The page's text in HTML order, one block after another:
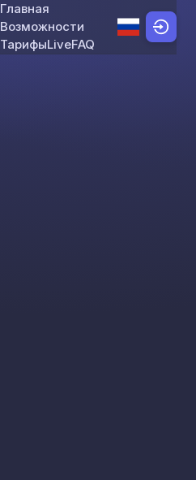
Skip to content
Главная
Возможности
ТарифыLiveFAQ